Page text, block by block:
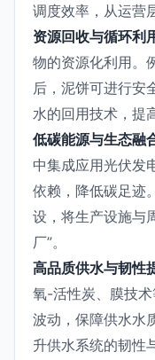
调度效率，从运营
资源回收与循环利
物的资源化利用。
后，泥饼可进行安
水的回用技术，提
低碳能源与生态融
中集成应用光伏发
依赖，降低碳足迹
设，将生产设施与
厂”。
高品质供水与韧性
氧-活性炭、膜技
波动，保障供水水
升供水系统的韧性